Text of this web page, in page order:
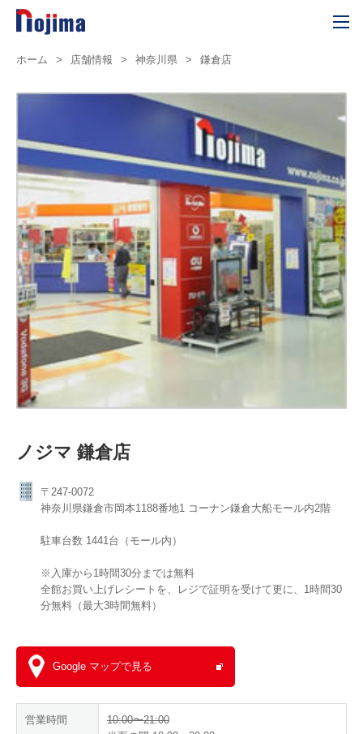
ホーム > 店舗情報 > 神奈川県 > 鎌倉店
ノジマ 鎌倉店
〒247-0072
神奈川県鎌倉市岡本1188番地1 コーナン鎌倉大船モール内2階
駐車台数 1441台（モール内）
※入庫から1時間30分までは無料
全館お買い上げレシートを、​レジで証明を受けて更に、1時間30
分無料（最大3時間無料） ​
Google マップで見る
営業時間
10:00〜21:00